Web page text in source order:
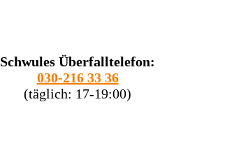
Schwules Überfalltelefon:
030-216 33 36
(täglich: 17-19:00)